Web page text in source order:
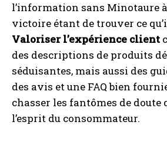
l’information sans Minotaure
victoire étant de trouver ce
Valoriser l’expérience client
des descriptions de produits
séduisantes, mais aussi des
des avis et une FAQ bien
chasser les fantômes de
l’esprit du consommateur.